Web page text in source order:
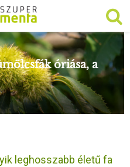
óriása, a
leghosszabb életű fa